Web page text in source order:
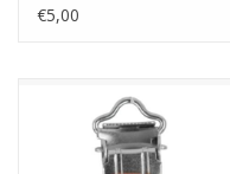
€5,00